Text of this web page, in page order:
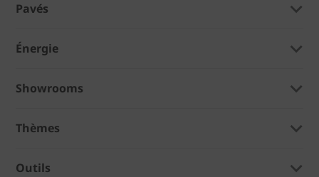
Pavés
Énergie
Showrooms
Thèmes
Outils